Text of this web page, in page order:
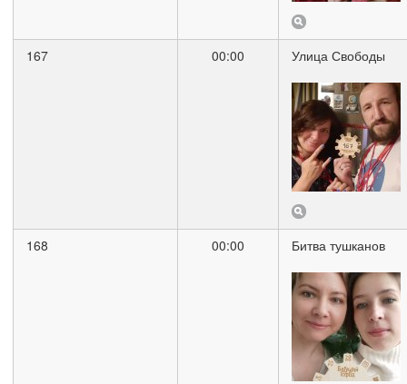
167 00:00 Улица Свободы
168 00:00 Битва тушканов